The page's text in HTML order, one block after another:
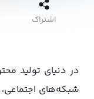
اشتراک
در دنیای تولید
شبکه‌های اجتماعی،